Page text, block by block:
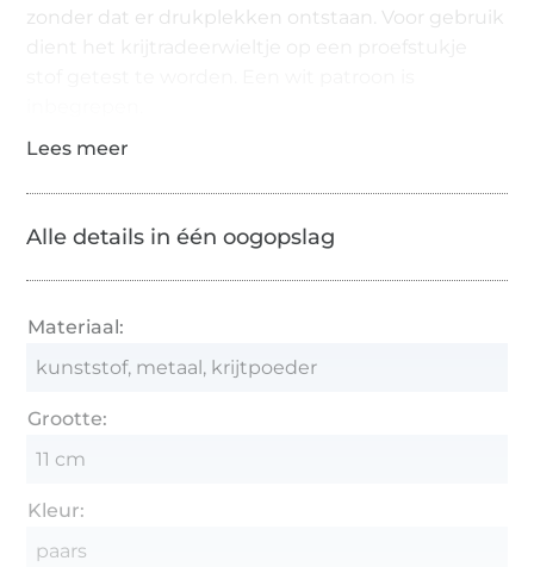
zonder dat er drukplekken ontstaan. Voor gebruik
Alle details in één oogopslag
Materiaal:
kunststof, metaal, krijtpoeder
Grootte:
11 cm
Kleur:
paars